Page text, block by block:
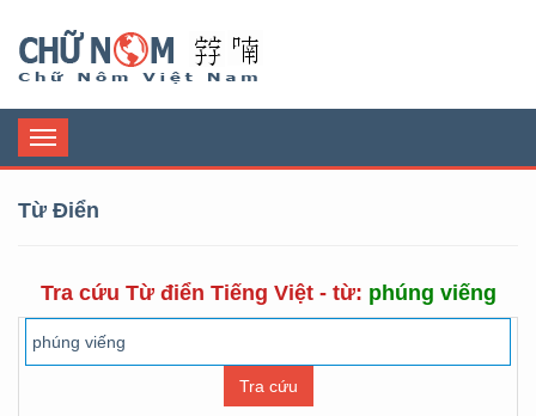
Toggle
navigation
Từ Điển
Tra cứu Từ điển Tiếng Việt - từ: phúng viếng